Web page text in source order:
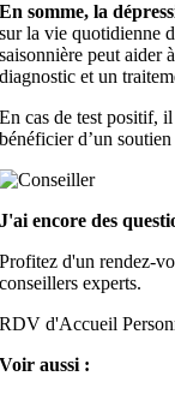
En somme, la
sur la vie quotidienne
saisonnière peut aider
diagnostic et un
En cas de test positif,
bénéficier d’un
J'ai encore des
Profitez d'un rendez-
conseillers experts.
RDV d'Accueil
Voir aussi :